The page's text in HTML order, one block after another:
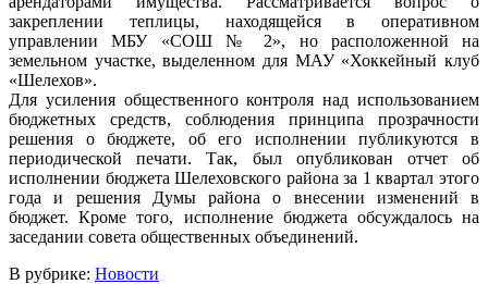
закреплении теплицы, находящейся в оперативном
управлении МБУ «СОШ № 2», но расположенной на
земельном участке, выделенном для МАУ «Хоккейный клуб
«Шелехов».
Для усиления общественного контроля над использованием
бюджетных средств, соблюдения принципа прозрачности
решения о бюджете, об его исполнении публикуются в
периодической печати. Так, был опубликован отчет об
исполнении бюджета Шелеховского района за 1 квартал этого
года и решения Думы района о внесении изменений в
бюджет. Кроме того, исполнение бюджета обсуждалось на
заседании совета общественных объединений.
В рубрике: Новости